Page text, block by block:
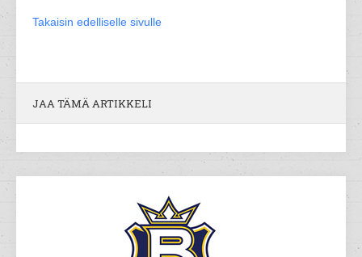
Takaisin edelliselle sivulle
JAA TÄMÄ ARTIKKELI